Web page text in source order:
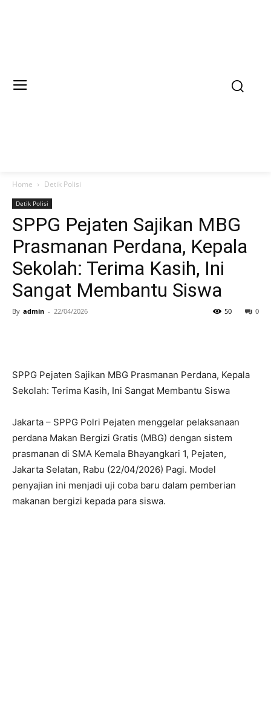
Home Detik Polisi
Detik Polisi
SPPG Pejaten Sajikan MBG
Prasmanan Perdana, Kepala
Sekolah: Terima Kasih, Ini
Sangat Membantu Siswa
By admin - 22/04/2026 0
50
SPPG Pejaten Sajikan MBG Prasmanan Perdana, Kepala
Sekolah: Terima Kasih, Ini Sangat Membantu Siswa
Jakarta – SPPG Polri Pejaten menggelar pelaksanaan
perdana Makan Bergizi Gratis (MBG) dengan sistem
prasmanan di SMA Kemala Bhayangkari 1, Pejaten,
Jakarta Selatan, Rabu (22/04/2026) Pagi. Model
penyajian ini menjadi uji coba baru dalam pemberian
makanan bergizi kepada para siswa.